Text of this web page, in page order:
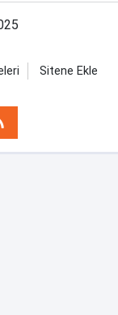
Sitene Ekle